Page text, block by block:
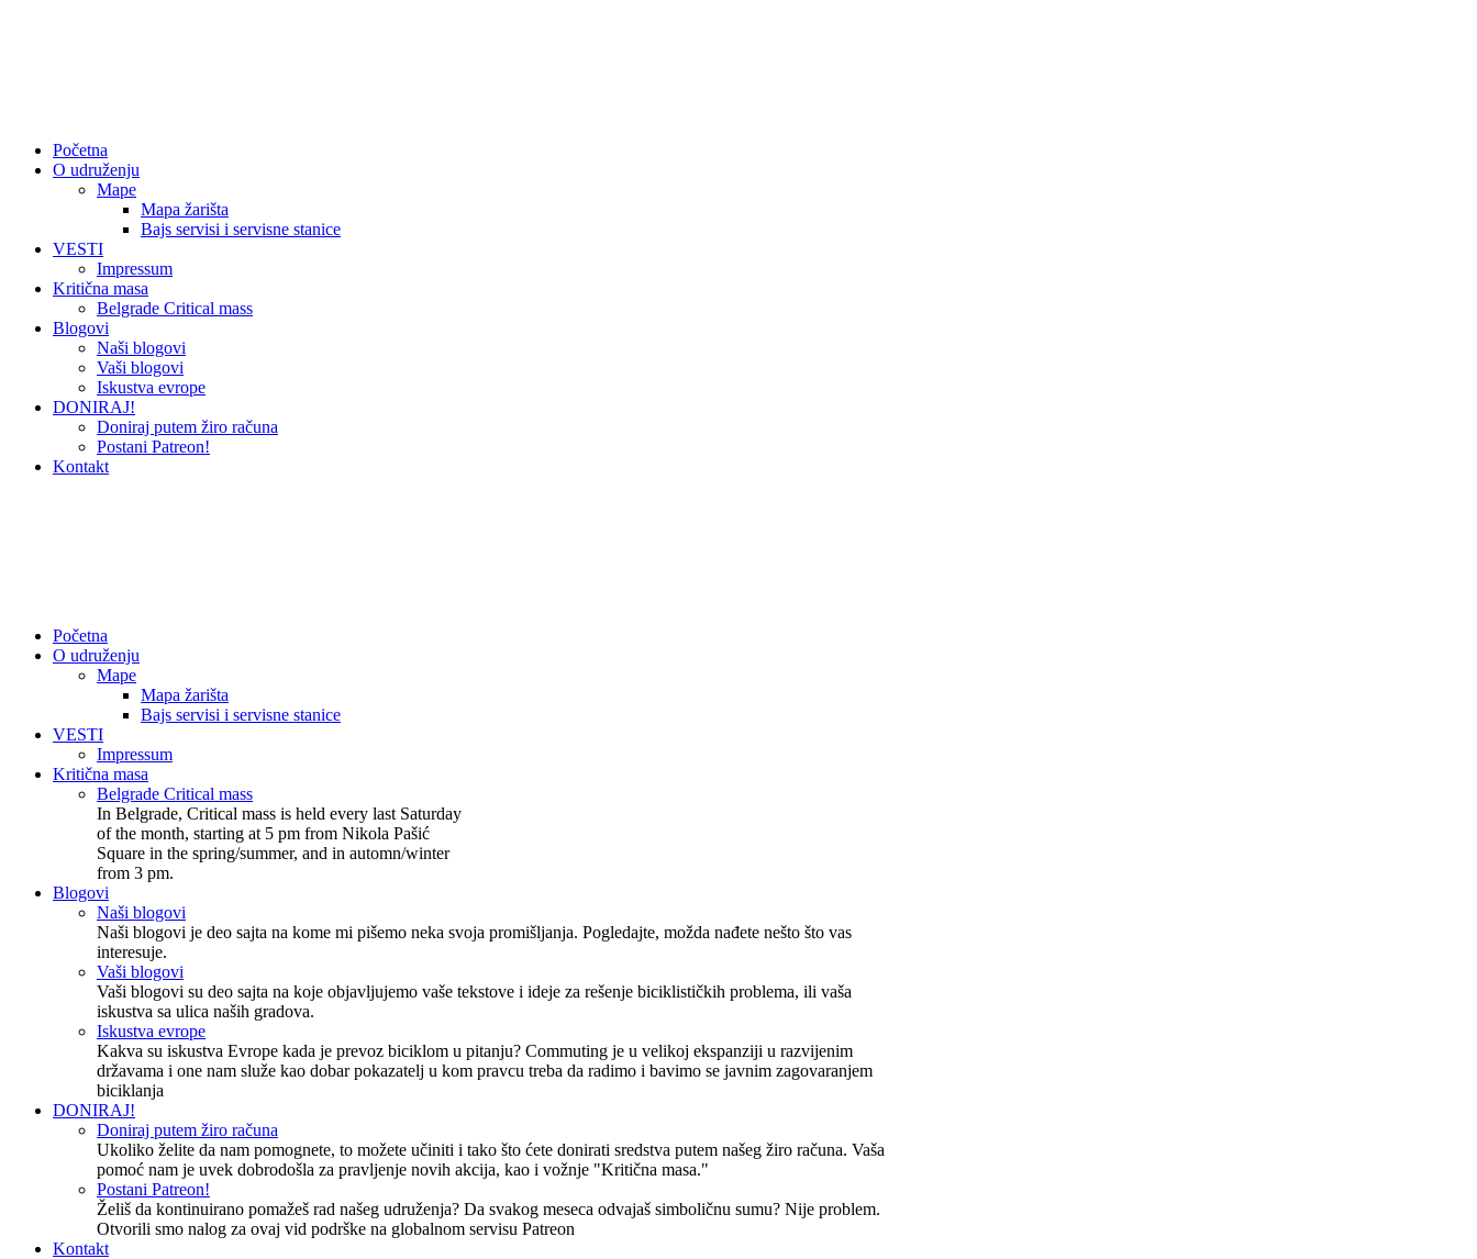
Početna
O udruženju
Mape
Mapa žarišta
Bajs servisi i servisne stanice
VESTI
Impressum
Kritična masa
Belgrade Critical mass
Blogovi
Naši blogovi
Vaši blogovi
Iskustva evrope
DONIRAJ!
Doniraj putem žiro računa
Postani Patreon!
Kontakt
Početna
O udruženju
Mape
Mapa žarišta
Bajs servisi i servisne stanice
VESTI
Impressum
Kritična masa
Belgrade Critical mass
In Belgrade, Critical mass is held every last Saturday
of the month, starting at 5 pm from Nikola Pašić
Square in the spring/summer, and in automn/winter
from 3 pm.
Blogovi
Naši blogovi
Naši blogovi je deo sajta na kome mi pišemo neka svoja promišljanja. Pogledajte, možda nađete nešto što vas
interesuje.
Vaši blogovi
Vaši blogovi su deo sajta na koje objavljujemo vaše tekstove i ideje za rešenje biciklističkih problema, ili vaša
iskustva sa ulica naših gradova.
Iskustva evrope
Kakva su iskustva Evrope kada je prevoz biciklom u pitanju? Commuting je u velikoj ekspanziji u razvijenim
državama i one nam služe kao dobar pokazatelj u kom pravcu treba da radimo i bavimo se javnim zagovaranjem
biciklanja
DONIRAJ!
Doniraj putem žiro računa
Ukoliko želite da nam pomognete, to možete učiniti i tako što ćete donirati sredstva putem našeg žiro računa. Vaša
pomoć nam je uvek dobrodošla za pravljenje novih akcija, kao i vožnje "Kritična masa."
Postani Patreon!
Želiš da kontinuirano pomažeš rad našeg udruženja? Da svakog meseca odvajaš simboličnu sumu? Nije problem.
Otvorili smo nalog za ovaj vid podrške na globalnom servisu Patreon
Kontakt